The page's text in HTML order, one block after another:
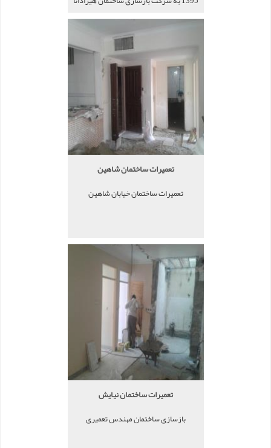
معرفی شد.
تعمیرات ساختمان شاهین
تعمیرات ساختمان خیابان شاهین
تعمیرات ساختمان نیایش
بازسازی ساختمان مهندس تعمیری